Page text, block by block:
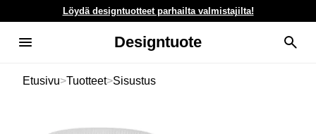
Löydä designtuotteet parhailta valmistajilta!
Designtuote
Etusivu>Tuotteet>Sisustus